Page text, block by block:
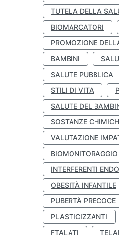
TUTELA DELLA
BIOMARCATORI
PROMOZIONE
BAMBINI
SALUTE PUBBLICA
STILI DI VITA
SALUTE DEL
SOSTANZE
VALUTAZIONE
BIOMONITORAGGIO
INTERFERENTI
OBESITÀ INFANTILE
PUBERTÀ PRECOCE
PLASTICIZZANTI
FTALATI